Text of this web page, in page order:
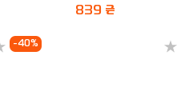
839 ₴
-40%